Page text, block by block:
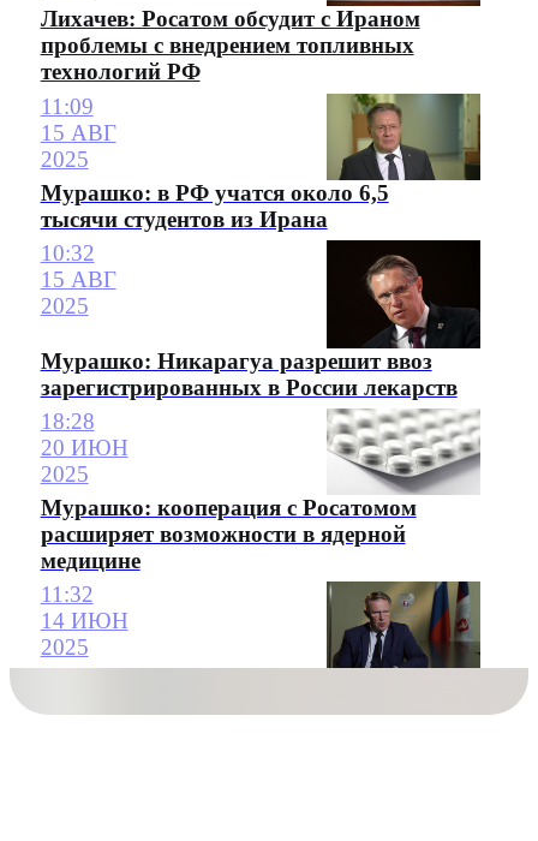
Лихачев: Росатом обсудит с Ираном
проблемы с внедрением топливных
технологий РФ
11:09
15 АВГ
2025
Мурашко: в РФ учатся около 6,5
тысячи студентов из Ирана
10:32
15 АВГ
2025
Мурашко: Никарагуа разрешит ввоз
зарегистрированных в России лекарств
18:28
20 ИЮН
2025
Мурашко: кооперация с Росатомом
расширяет возможности в ядерной
медицине
11:32
14 ИЮН
2025